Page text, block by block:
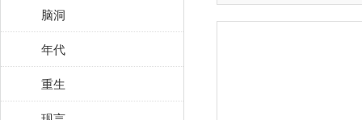
脑洞
年代
重生